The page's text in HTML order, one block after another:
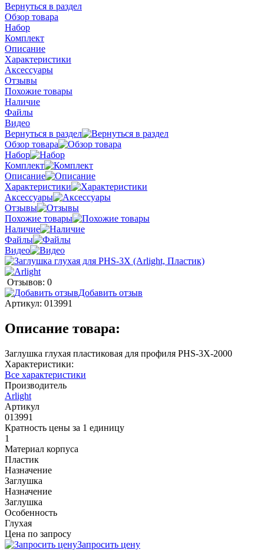
Вернуться в раздел
Обзор товара
Набор
Комплект
Описание
Характеристики
Аксессуары
Отзывы
Похожие товары
Наличие
Файлы
Видео
Вернуться в раздел
Обзор товара
Набор
Комплект
Описание
Характеристики
Аксессуары
Отзывы
Похожие товары
Наличие
Файлы
Видео
Отзывов: 0
Добавить отзыв
Артикул: 013991
Описание товара:
Заглушка глухая пластиковая для профиля PHS-3X-2000
Характеристики:
Все характеристики
Производитель
Arlight
Артикул
013991
Кратность цены за 1 единицу
1
Материал корпуса
Пластик
Назначение
Заглушка
Назначение
Заглушка
Особенность
Глухая
Цена по запросу
Запросить цену